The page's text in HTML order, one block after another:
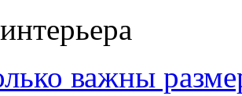
важны